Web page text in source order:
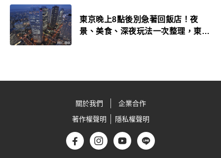
東京晚上8點後別急著回飯店！夜
景、美食、深夜玩法一次整理，東京
關於我們
企業合作
著作權聲明
隱私權聲明